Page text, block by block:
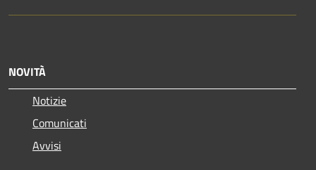
NOVITÀ
Notizie
Comunicati
Avvisi